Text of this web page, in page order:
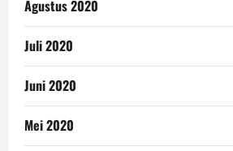
Agustus 2020
Juli 2020
Juni 2020
Mei 2020